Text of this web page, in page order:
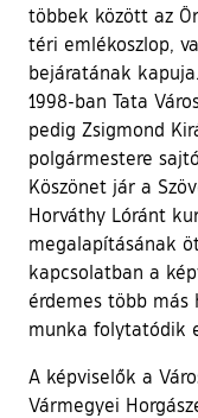
többek között az
téri emlékoszlop,
bejáratának
1998-ban Tata
pedig Zsigmond
polgármestere
Köszönet jár a
Horváthy Lóránt
megalapításának
kapcsolatban a
érdemes több más
munka folytatódik
A képviselők a
Vármegyei